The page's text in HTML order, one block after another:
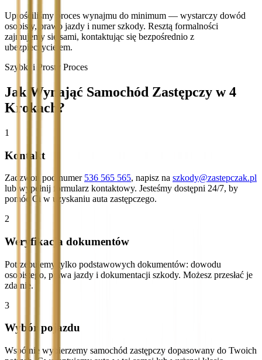
Uprościliśmy proces wynajmu do minimum — wystarczy dowód
osobisty, prawo jazdy i numer szkody. Resztą formalności
zajmujemy się sami, kontaktując się bezpośrednio z
ubezpieczycielem.
Szybki i Prosty Proces
Jak Wynająć Samochód Zastępczy w 4
Krokach?
1
Kontakt
Zadzwoń pod numer 536 565 565, napisz na szkody@zastepczak.pl
lub wypełnij formularz kontaktowy. Jesteśmy dostępni 24/7, by
pomóc Ci w uzyskaniu auta zastępczego.
2
Weryfikacja dokumentów
Potrzebujemy tylko podstawowych dokumentów: dowodu
osobistego, prawa jazdy i dokumentacji szkody. Możesz przesłać je
zdalnie.
3
Wybór pojazdu
Wspólnie wybierzemy samochód zastępczy dopasowany do Twoich